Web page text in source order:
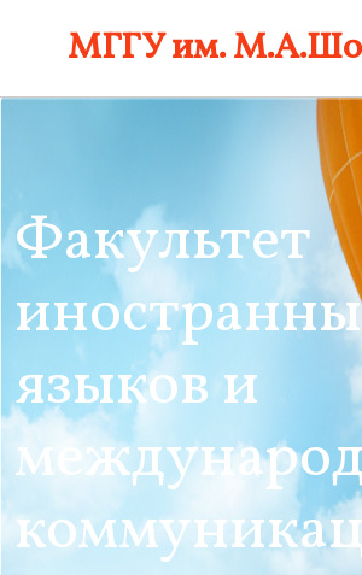
МГГУ им.
Факультет
языков и